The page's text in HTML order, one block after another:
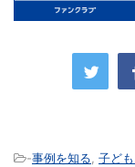
-事例を知る 子ど